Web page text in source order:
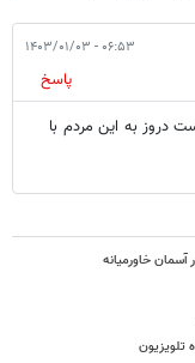
۰۶:۵۳ - ۱۴۰۳/۰۱/۰۳
پاسخ
دروز به این مردم با
خاورمیانه
تلویزیون